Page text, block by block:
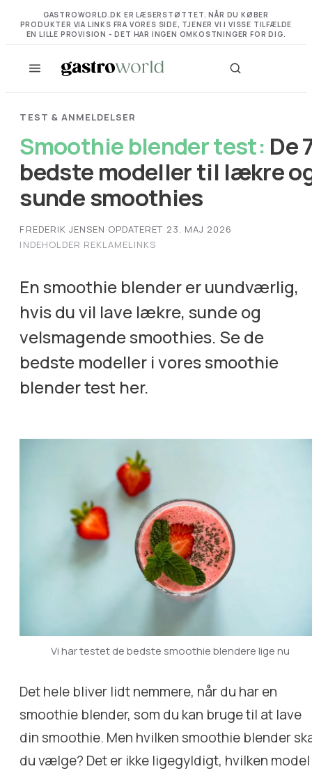
GASTROWORLD.DK ER LÆSERSTØTTET. NÅR DU KØBER
PRODUKTER VIA LINKS FRA VORES SIDE, TJENER VI I VISSE TILFÆLDE
EN LILLE PROVISION - DET HAR INGEN OMKOSTNINGER FOR DIG.
TEST & ANMELDELSER
Smoothie blender test: De
bedste modeller til lækre
sunde smoothies
FREDERIK JENSEN·OPDATERET 23. MAJ 2026
INDEHOLDER REKLAMELINKS
En smoothie blender er uundværlig,
hvis du vil lave lækre, sunde og
velsmagende smoothies. Se de
bedste modeller i vores smoothie
blender test her.
Vi har testet de bedste smoothie blendere lige nu
Det hele bliver lidt nemmere, når du har en
smoothie blender, som du kan bruge til at lave
din smoothie. Men hvilken smoothie blender
du vælge? Det er ikke ligegyldigt, hvilken model